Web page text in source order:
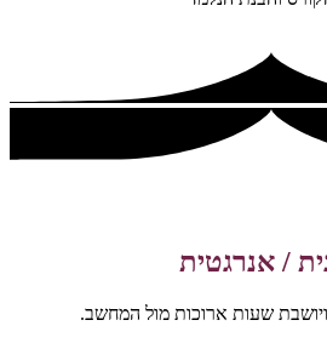
/ אנרגטית
שעות ארוכות מול המחשב.